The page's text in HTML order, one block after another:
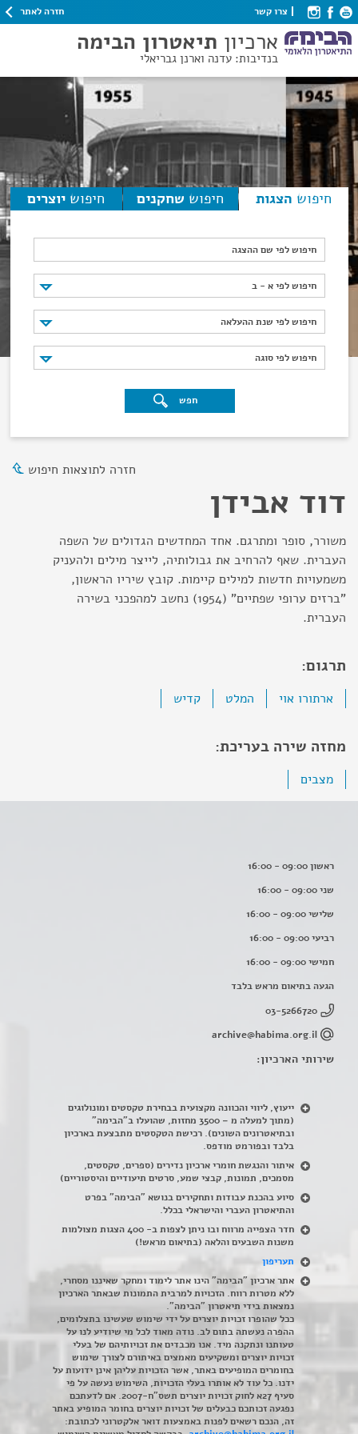
צרו קשר חזרה לאתר
ארכיון תיאטרון הבימה
בנדיבות: עדנה וארנן גבריאלי
חיפוש הצגות חיפוש שחקנים חיפוש יוצרים
חיפוש לפי שם ההצגה
חיפוש לפי א - ב
חיפוש לפי א - ב
חיפוש לפי שנת ההעלאה
חיפוש לפי שנת ההעלאה
חיפוש לפי סוגה
חיפוש לפי סוגה
חפש
חזרה לתוצאות חיפוש
דוד אבידן
משורר, סופר ומתרגם. אחד המחדשים הגדולים של השפה
העברית. שאף להרחיב את גבולותיה, לייצר מילים ולהעניק
משמעויות חדשות למילים קיימות. קובץ שיריו הראשון,
"ברזים ערופי שפתיים" (1954) נחשב למהפכני בשירה
העברית.
תרגום:
ארתורו אוי המלט קדיש
מחזה שירה בעריכת:
מצבים
ראשון 09:00 - 16:00
שני 09:00 - 16:00
שלישי 09:00 - 16:00
רביעי 09:00 - 16:00
חמישי 09:00 - 16:00
הגעה בתיאום מראש בלבד
03-5266720
archive@habima.org.il
שירותי הארכיון:
ייעוץ, ליווי והכוונה מקצועית בבחירת טקסטים ומונולוגים
(מתוך למעלה מ – 3500 מחזות, שהועלו ב"הבימה"
ובתיאטרונים השונים). רכישת הטקסטים מתבצעת בארכיון
בלבד ובפורמט מודפס.
איתור והנגשת חומרי ארכיון נדירים (ספרים, טקסטים,
מסמכים, תמונות, קבצי שמע, סרטים תיעודיים והיסטוריים)
סיוע בהכנת עבודות ותחקירים בנושא "הבימה" בפרט
והתיאטרון העברי והישראלי בכלל.
חדר הצפייה מרווח ובו ניתן לצפות ב- 400 הצגות מצולמות
משנות השבעים והלאה (בתיאום מראש!)
תעריפון
אתר ארכיון "הבימה" הינו אתר לימוד ומחקר שאיננו מסחרי,
ללא מטרות רווח. הזכויות למרבית התמונות שבאתר הארכיון
נמצאות בידי תיאטרון "הבימה".
ככל שהופרו זכויות יוצרים על ידי שימוש שעשינו בתצלומים,
ההפרה נעשתה בתום לב. נודה מאוד לכל מי שיודיע לנו על
טעותנו ונתקנה מיד. אנו מכבדים את זכויותיהם של בעלי
זכויות יוצרים ומשקיעים מאמצים באיתורם לצורך שימוש
בחומרים המופיעים באתר, אשר הזכויות עליהן אינן ידועות על
ידנו. כל עוד לא אותרו בעלי הזכויות, השימוש נעשה על פי
סעיף 27א לחוק זכויות יוצרים תשס"ח-2007. אם לדעתכם
נפגעה זכותכם כבעלים של זכויות יוצרים בחומר המופיע באתר
זה, הנכם רשאים לפנות באמצעות דואר אלקטרוני לכתובת: